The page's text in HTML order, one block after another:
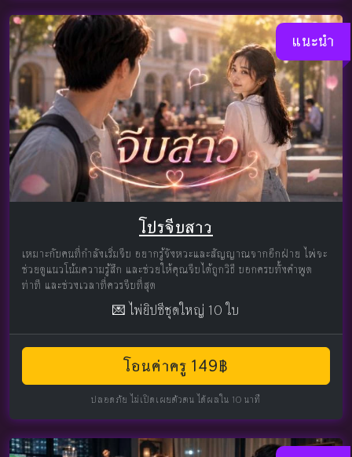
แนะนำ
โปรจีบสาว
เหมาะกับคนที่กำลังเริ่มจีบ อยากรู้จังหวะและสัญญาณจากอีกฝ่าย ไพ่จะ
ช่วยดูแนวโน้มความรู้สึก และช่วยให้คุณจีบได้ถูกวิธี บอกครบทั้งคำพูด
ท่าที และช่วงเวลาที่ควรจีบที่สุด
💌 ไพ่ยิปซีชุดใหญ่ 10 ใบ
โอนค่าครู 149฿
ปลอดภัย ไม่เปิดเผยตัวตน ได้ผลใน 10 นาที